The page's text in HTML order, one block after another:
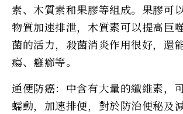
素、木質素和果膠等組成。果膠可
物質加速排泄，木質素可以提高巨
菌的活力，殺菌消炎作用很好，還
瘍、癰癤等。
通便防癌：中含有大量的纖維素，
蠕動，加速排便，對於防治便秘及